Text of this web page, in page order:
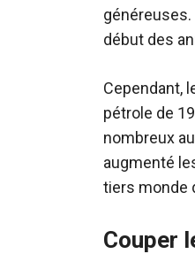
généreuses.
début des
Cependant,
pétrole de
nombreux
augmenté
tiers monde
Couper